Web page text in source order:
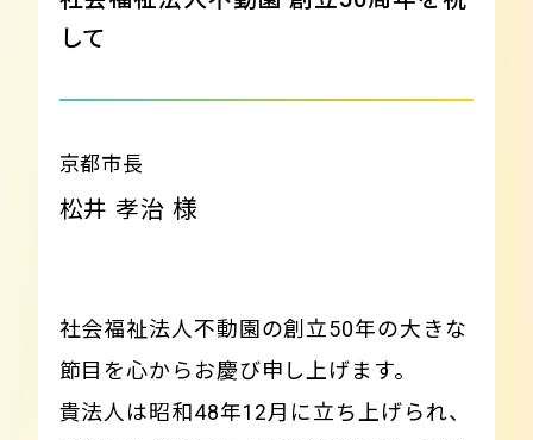
して
京都市長
松井 孝治 様
社会福祉法人不動園の創立50年の大きな
節目を心からお慶び申し上げます。
貴法人は昭和48年12月に立ち上げられ、